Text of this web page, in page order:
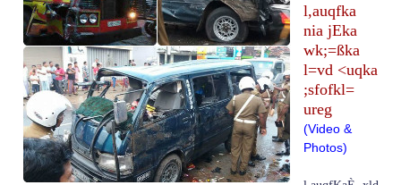
l,auqfka
nia jEka
wk;=ßka
l=vd <uqka
;sfofkl=
ureg
(Video &
Photos)